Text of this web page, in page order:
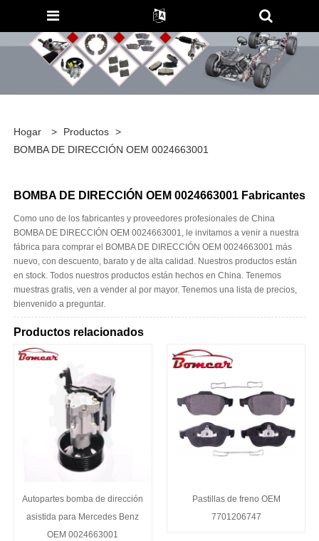
Hogar > Productos >
BOMBA DE DIRECCIÓN OEM 0024663001
BOMBA DE DIRECCIÓN OEM 0024663001 Fabricantes
Como uno de los fabricantes y proveedores profesionales de China
BOMBA DE DIRECCIÓN OEM 0024663001, le invitamos a venir a nuestra
fábrica para comprar el BOMBA DE DIRECCIÓN OEM 0024663001 más
nuevo, con descuento, barato y de alta calidad. Nuestros productos están
en stock. Todos nuestros productos están hechos en China. Tenemos
muestras gratis, ven a vender al por mayor. Tenemos una lista de precios,
bienvenido a preguntar.
Productos relacionados
Autopartes bomba de dirección
asistida para Mercedes Benz
OEM 0024663001
Pastillas de freno OEM
7701206747